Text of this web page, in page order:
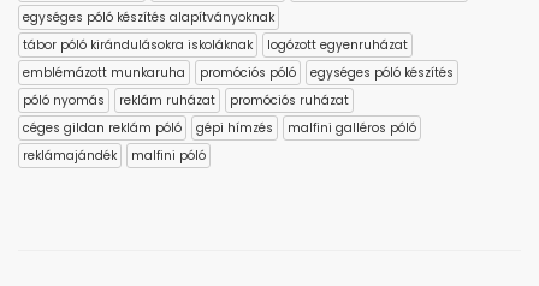
egységes póló készítés alapítványoknak
tábor póló kirándulásokra iskoláknak
logózott egyenruházat
emblémázott munkaruha
promóciós póló
egységes póló készítés
póló nyomás
reklám ruházat
promóciós ruházat
céges gildan reklám póló
gépi hímzés
malfini galléros póló
reklámajándék
malfini póló